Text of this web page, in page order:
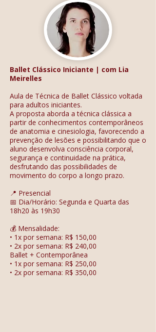
Ballet Clássico Iniciante | com Lia
Meirelles
Aula de Técnica de Ballet Clássico voltada
para adultos iniciantes.
A proposta aborda a técnica clássica a
partir de conhecimentos contemporâneos
de anatomia e cinesiologia, favorecendo a
prevenção de lesões e possibilitando que o
aluno desenvolva consciência corporal,
segurança e continuidade na prática,
desfrutando das possibilidades de
movimento do corpo a longo prazo.
📍 Presencial
📅 Dia/Horário: Segunda e Quarta das
18h20 às 19h30
💰 Mensalidade:
• 1x por semana: R$ 150,00
• 2x por semana: R$ 240,00
Ballet + Contemporânea
• 1x por semana: R$ 250,00
• 2x por semana: R$ 350,00